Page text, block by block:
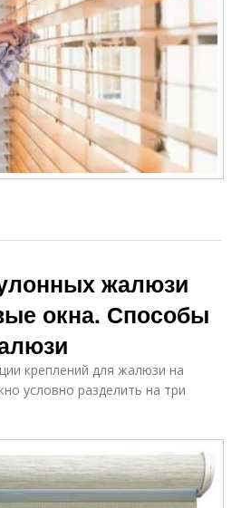
жалюзи
окна. Способы
креплений для жалюзи на
условно разделить на три